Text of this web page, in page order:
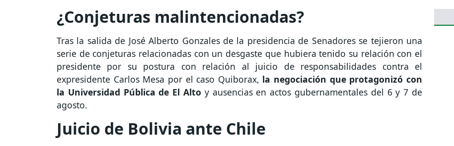
¿Conjeturas malintencionadas?
Tras la salida de José Alberto Gonzales de la presidencia de Senadores se tejieron una
serie de conjeturas relacionadas con un desgaste que hubiera tenido su relación con el
presidente por su postura con relación al juicio de responsabilidades contra el
expresidente Carlos Mesa por el caso Quiborax, la negociación que protagonizó con
la Universidad Pública de El Alto y ausencias en actos gubernamentales del 6 y 7 de
agosto.
Juicio de Bolivia ante Chile